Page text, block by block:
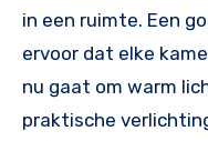
in een ruimte. Een
ervoor dat elke
nu gaat om warm
praktische